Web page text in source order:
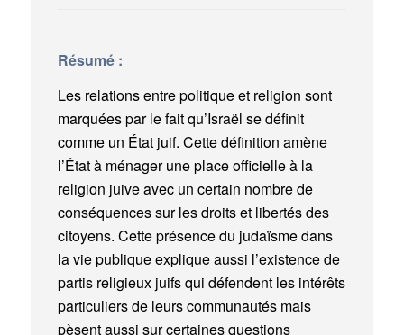
Résumé :
Les relations entre politique et religion sont
marquées par le fait qu’Israël se définit
comme un État juif. Cette définition amène
l’État à ménager une place officielle à la
religion juive avec un certain nombre de
conséquences sur les droits et libertés des
citoyens. Cette présence du judaïsme dans
la vie publique explique aussi l’existence de
partis religieux juifs qui défendent les intérêts
particuliers de leurs communautés mais
pèsent aussi sur certaines questions